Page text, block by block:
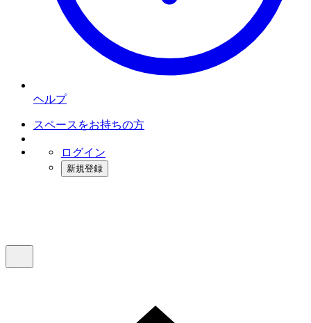
ヘルプ
スペースをお持ちの方
ログイン
新規登録